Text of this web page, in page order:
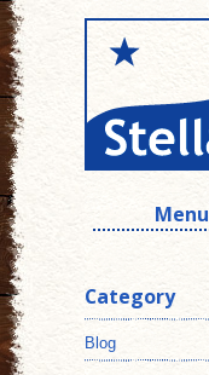
Menu
Category
Blog